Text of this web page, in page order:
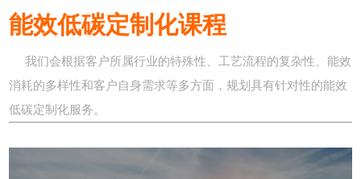
能效低碳定制化课程
我们会根据客户所属行业的特殊性、工艺流程的复杂性、能效
消耗的多样性和客户自身需求等多方面，规划具有针对性的能效
低碳定制化服务。